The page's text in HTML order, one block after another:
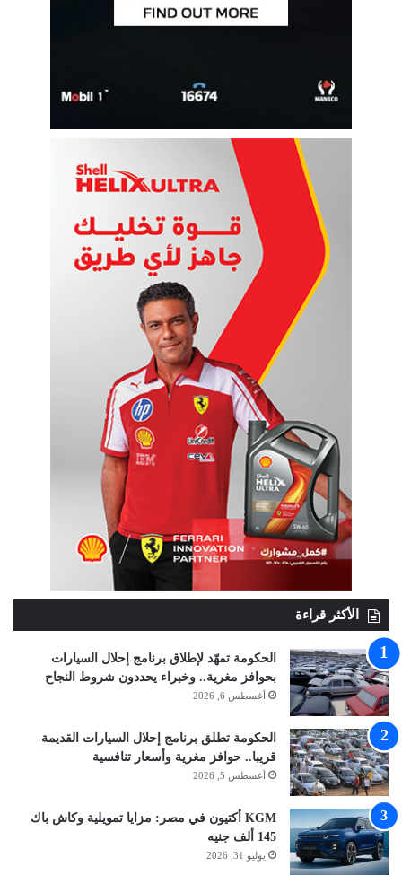
الأكثر قراءة
الحكومة تمهّد لإطلاق برنامج إحلال السيارات
بحوافز مغرية.. وخبراء يحددون شروط النجاح
أغسطس 6, 2026
الحكومة تطلق برنامج إحلال السيارات القديمة
قريبا.. حوافز مغرية وأسعار تنافسية
أغسطس 5, 2026
KGM أكتيون في مصر: مزايا تمويلية وكاش باك
145 ألف جنيه
يوليو 31, 2026